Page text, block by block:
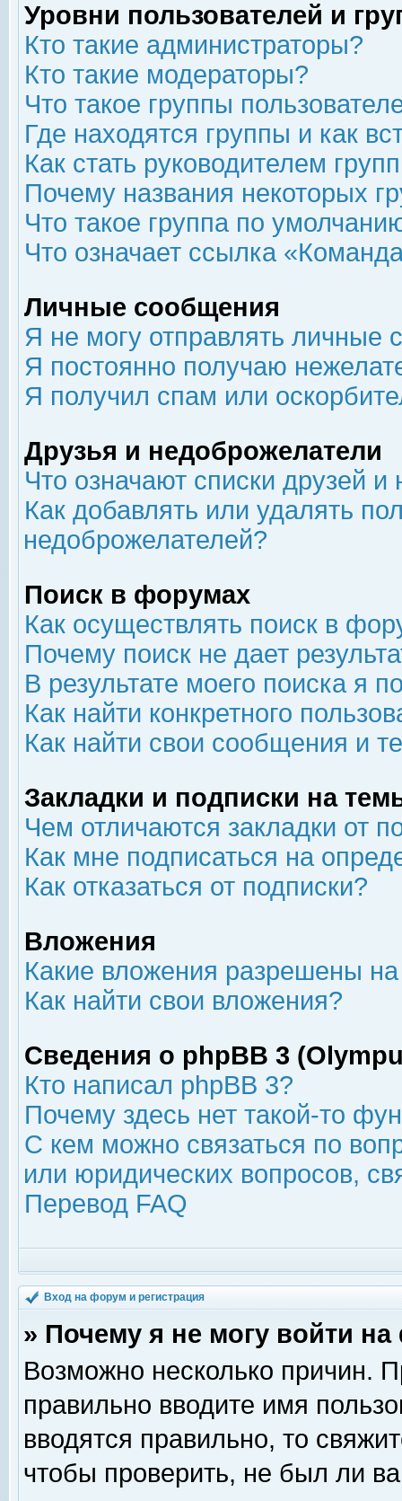
Уровни пользователей и
Кто такие администраторы?
Кто такие модераторы?
Что такое группы
Где находятся группы и как
Как стать руководителем
Почему названия некоторых
Что такое группа по
Что означает ссылка
Личные сообщения
Я не могу отправлять личные
Я постоянно получаю
Я получил спам или
Друзья и недоброжелатели
Что означают списки друзей
Как добавлять или удалять
недоброжелателей?
Поиск в форумах
Как осуществлять поиск в
Почему поиск не дает
В результате моего поиска я
Как найти конкретного
Как найти свои сообщения и
Закладки и подписки на
Чем отличаются закладки от
Как мне подписаться на
Как отказаться от подписки?
Вложения
Какие вложения разрешены
Как найти свои вложения?
Сведения о phpBB 3
Кто написал phpBB 3?
Почему здесь нет такой-то
С кем можно связаться по
или юридических вопросов,
Перевод FAQ
Вход на форум и регистрация
» Почему я не могу войти
Возможно несколько причин.
правильно вводите имя
вводятся правильно, то
чтобы проверить, не был ли